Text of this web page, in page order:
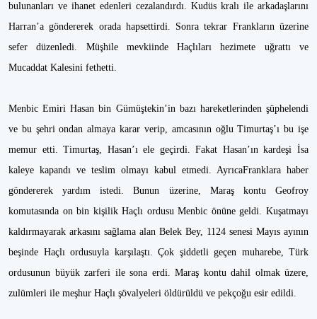
bulunanları ve ihanet edenleri cezalandırdı. Kudüs kralı ile arkadaşlarını
Harran’a göndererek orada hapsettirdi. Sonra tekrar Frankların üzerine
sefer düzenledi. Müşhile mevkiinde Haçlıları hezimete uğrattı ve
Mucaddat Kalesini fethetti.
Menbic Emiri Hasan bin Gümüştekin’in bazı hareketlerinden şüphelendi
ve bu şehri ondan almaya karar verip, amcasının oğlu Timurtaş’ı bu işe
memur etti. Timurtaş, Hasan’ı ele geçirdi. Fakat Hasan’ın kardeşi İsa
kaleye kapandı ve teslim olmayı kabul etmedi. AyrıcaFranklara haber
göndererek yardım istedi. Bunun üzerine, Maraş kontu Geofroy
komutasında on bin kişilik Haçlı ordusu Menbic önüne geldi. Kuşatmayı
kaldırmayarak arkasını sağlama alan Belek Bey, 1124 senesi Mayıs ayının
beşinde Haçlı ordusuyla karşılaştı. Çok şiddetli geçen muharebe, Türk
ordusunun büyük zarferi ile sona erdi. Maraş kontu dahil olmak üzere,
zulümleri ile meşhur Haçlı şövalyeleri öldürüldü ve pekçoğu esir edildi.